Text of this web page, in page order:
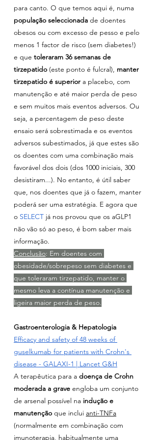
para canto. O que temos aqui é, numa
população seleccionada de doentes
obesos ou com excesso de pesso e pelo
menos 1 factor de risco (sem diabetes!)
e que toleraram 36 semanas de
tirzepatido (este ponto é fulcral), manter
tirzepatido é superior a placebo, com
manutenção e até maior perda de peso
e sem muitos mais eventos adversos. Ou
seja, a percentagem de peso deste
ensaio será sobrestimada e os eventos
adversos subestimados, já que estes são
os doentes com uma combinação mais
favorável dos dois (dos 1000 iniciais, 300
desistiram...). No entanto, é útil saber
que, nos doentes que já o fazem, manter
poderá ser uma estratégia. E agora que
o SELECT já nos provou que os aGLP1
não vão só ao peso, é bom saber mais
informação.
Conclusão: Em doentes com
obesidade/sobrepeso sem diabetes e
que toleraram tirzepatido, manter o
mesmo leva a contínua manutenção e
ligeira maior perda de peso.
Gastroenterologia & Hepatologia
Efficacy and safety of 48 weeks of
guselkumab for patients with Crohn's
disease - GALAXI-1 | Lancet G&H
A terapêutica para a doença de Crohn
moderada a grave engloba um conjunto
de arsenal possível na indução e
manutenção que inclui anti-TNFa
(normalmente em combinação com
imunoterapia, habitualmente uma